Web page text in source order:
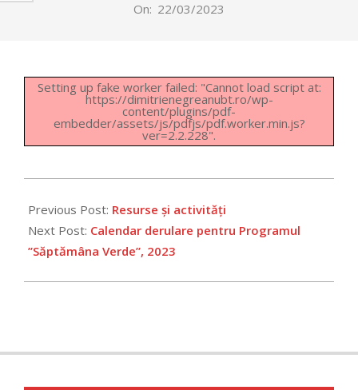
On: 22/03/2023
Setting up fake worker failed: "Cannot load script at:
https://dimitrienegreanubt.ro/wp-
content/plugins/pdf-
embedder/assets/js/pdfjs/pdf.worker.min.js?
ver=2.2.228".
03-
22
Previous Post: Resurse și activități
Next Post: Calendar derulare pentru Programul
”Săptămâna Verde”, 2023